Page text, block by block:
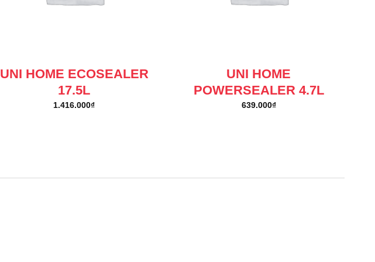
UNI HOME ECOSEALER
17.5L
1.416.000₫
UNI HOME
POWERSEALER 4.7L
639.000₫